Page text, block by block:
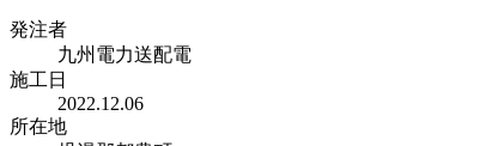
発注者
九州電力送配電
施工日
2022.12.06
所在地